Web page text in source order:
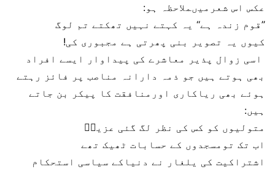
عکس اس شعرمیںملاحظہ ہو:
’’قوم زندہ ہے‘‘ یہ کہتے نہیں تھکتے تم لوگ
کیوں یہ تصویر بنی پھرتی ہے مجبوری کی!
اسی زوال پذیر معاشرے کی پیداوار ایسے افراد
بھی ہوتے ہیں جو ذمہ دارانہ مناصب پر فائز رہتے
ہوئے بھی ریاکاری اورمنافقت کا پیکر بن جاتے
ہیں:
متولیوں کو کس کی نظر لگ گئی عزیزؔ
اب تک تومسجدوں کے حسابات ٹھیک تھے
اشتراکیت کی یلغار نے دنیاکے سیاسی استحکام